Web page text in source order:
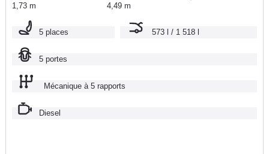
1,73 m 4,49 m
5 places 573 l / 1 518 l
5 portes
Mécanique à 5 rapports
Diesel